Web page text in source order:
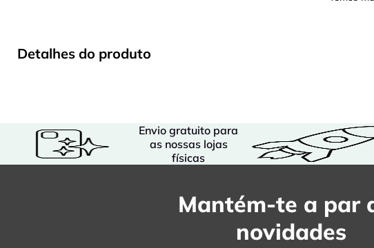
Detalhes do produto
Envio gratuito para
as nossas lojas
físicas
Mantém-te a par
novidades